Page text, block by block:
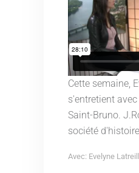
Cette semaine,
s'entretient
Saint-Bruno.
société
Avec: Evelyne